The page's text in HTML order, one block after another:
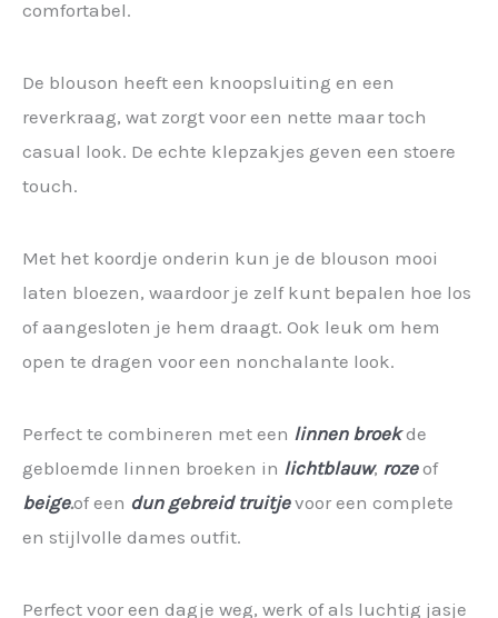
comfortabel.
De blouson heeft een knoopsluiting en een
reverkraag, wat zorgt voor een nette maar toch
casual look. De echte klepzakjes geven een stoere
touch.
Met het koordje onderin kun je de blouson mooi
laten bloezen, waardoor je zelf kunt bepalen hoe los
of aangesloten je hem draagt. Ook leuk om hem
open te dragen voor een nonchalante look.
Perfect te combineren met een linnen broek de
gebloemde linnen broeken in lichtblauw, rozeof
beige.of een dun gebreid truitjevoor een complete
en stijlvolle dames outfit.
Perfect voor een dagje weg, werk of als luchtig jasje